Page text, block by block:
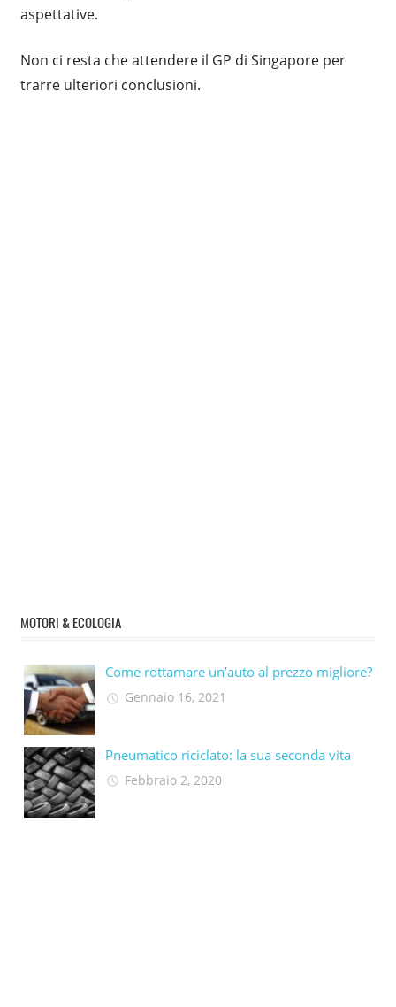
aspettative.
Non ci resta che attendere il GP di Singapore per
trarre ulteriori conclusioni.
MOTORI & ECOLOGIA
Come rottamare un’auto al prezzo migliore?
Gennaio 16, 2021
Pneumatico riciclato: la sua seconda vita​
Febbraio 2, 2020